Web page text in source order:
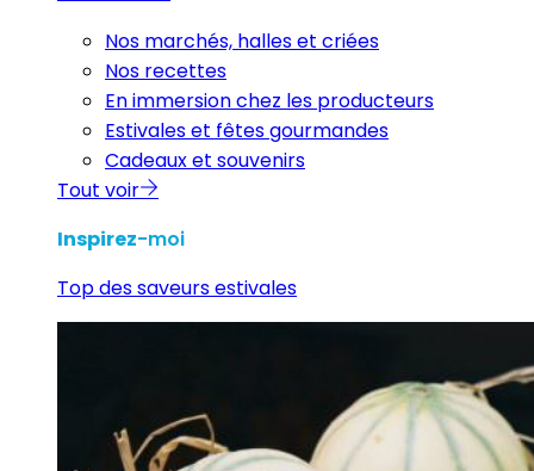
Nos marchés, halles et criées
Nos recettes
En immersion chez les producteurs
Estivales et fêtes gourmandes
Cadeaux et souvenirs
Tout voir
Inspirez-moi
Top des saveurs estivales